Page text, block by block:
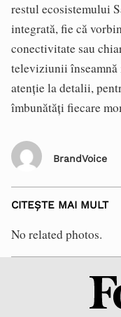
restul ecosistemului
integrată, fie că
conectivitate sau
televiziunii
atenție la detalii,
îmbunătăți fiecare
BrandVoice
CITEȘTE MAI MULT
No related photos.